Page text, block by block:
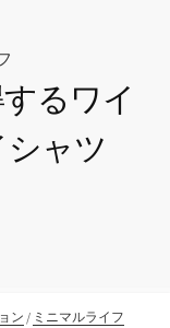
るワイ
ャツ
ン / ミニマルライフ